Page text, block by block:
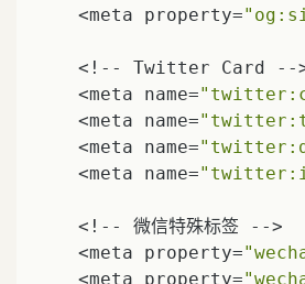
    <meta property=
<!-- Twitter Card --
    <meta name=
    <meta name=
    <meta name=
    <meta name=
    <!-- 微信特殊标签 -->
    <meta property=
    <meta property=